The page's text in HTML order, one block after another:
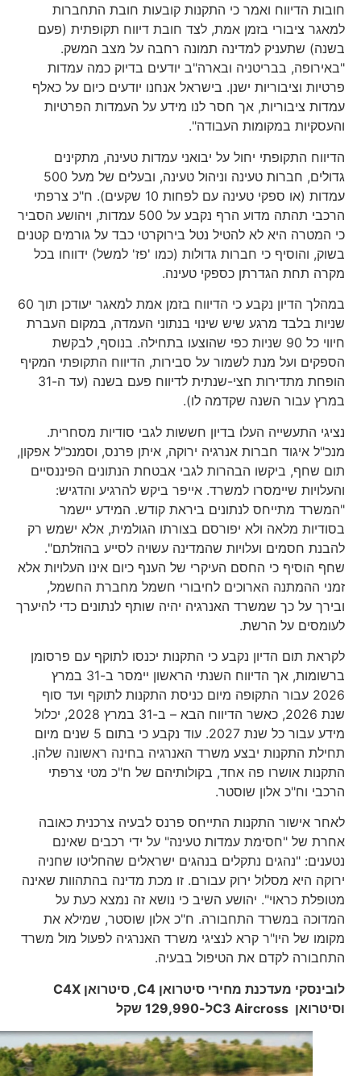
חובות הדיווח ואמר כי התקנות קובעות חובת התחברות
למאגר ציבורי בזמן אמת, לצד חובת דיווח תקופתית (פעם
בשנה) שתעניק למדינה תמונה רחבה על מצב המשק.
"באירופה, בבריטניה ובארה"ב יודעים בדיוק כמה עמדות
פרטיות וציבוריות ישנן. בישראל אנחנו יודעים כיום על כאלף
עמדות ציבוריות, אך חסר לנו מידע על העמדות הפרטיות
והעסקיות במקומות העבודה".
הדיווח התקופתי יחול על יבואני עמדות טעינה, מתקינים
גדולים, חברות טעינה וניהול טעינה, ובעלים של מעל 500
עמדות (או ספקי טעינה עם לפחות 10 שקעים). ח"כ צרפתי
הרכבי תהתה מדוע הרף נקבע על 500 עמדות, ויהושע הסביר
כי המטרה היא לא להטיל נטל בירוקרטי כבד על גורמים קטנים
בשוק, והוסיף כי חברות גדולות (כמו 'פז' למשל) ידווחו בכל
מקרה תחת הגדרתן כספקי טעינה.
במהלך הדיון נקבע כי הדיווח בזמן אמת למאגר יעודכן תוך 60
שניות בלבד מרגע שיש שינוי בנתוני העמדה, במקום העברת
חיווי כל 90 שניות כפי שהוצעו בתחילה. בנוסף, לבקשת
הספקים ועל מנת לשמור על סבירות, הדיווח התקופתי המקיף
הופחת מתדירות חצי-שנתית לדיווח פעם בשנה (עד ה-31
במרץ עבור השנה שקדמה לו).
נציגי התעשייה העלו בדיון חששות לגבי סודיות מסחרית.
מנכ"ל איגוד חברות אנרגיה ירוקה, איתן פרנס, וסמנכ"ל אפקון,
תום שחף, ביקשו הבהרות לגבי אבטחת הנתונים הפיננסיים
והעלויות שיימסרו למשרד. אייפר ביקש להרגיע והדגיש:
"המשרד מתייחס לנתונים ביראת קודש. המידע יישמר
בסודיות מלאה ולא יפורסם בצורתו הגולמית, אלא ישמש רק
להבנת חסמים ועלויות שהמדינה עשויה לסייע בהוזלתם".
שחף הוסיף כי החסם העיקרי של הענף כיום אינו העלויות אלא
זמני ההמתנה הארוכים לחיבורי חשמל מחברת החשמל,
ובירך על כך שמשרד האנרגיה יהיה שותף לנתונים כדי להיערך
לעומסים על הרשת.
לקראת תום הדיון נקבע כי התקנות יכנסו לתוקף עם פרסומן
ברשומות, אך הדיווח השנתי הראשון יימסר ב-31 במרץ
2026 עבור התקופה מיום כניסת התקנות לתוקף ועד סוף
שנת 2026, כאשר הדיווח הבא – ב-31 במרץ 2028, יכלול
מידע עבור כל שנת 2027. עוד נקבע כי בתום 5 שנים מיום
תחילת התקנות יבצע משרד האנרגיה בחינה ראשונה שלהן.
התקנות אושרו פה אחד, בקולותיהם של ח"כ מטי צרפתי
הרכבי וח"כ אלון שוסטר.
לאחר אישור התקנות התייחס פרנס לבעיה צרכנית כאובה
אחרת של "חסימת עמדות טעינה" על ידי רכבים שאינם
נטענים: "נהגים נתקלים בנהגים ישראלים שהחליטו שחניה
ירוקה היא מסלול ירוק עבורם. זו מכת מדינה בהתהוות שאינה
מטופלת כראוי". יהושע השיב כי נושא זה נמצא כעת על
המדוכה במשרד התחבורה. ח"כ אלון שוסטר, שמילא את
מקומו של היו"ר קרא לנציגי משרד האנרגיה לפעול מול משרד
התחבורה לקדם את הטיפול בבעיה.
לובינסקי מעדכנת מחירי סיטרואןC4, סיטרואןC4X
וסיטרואןC3 Aircross ל-129,990 שקל